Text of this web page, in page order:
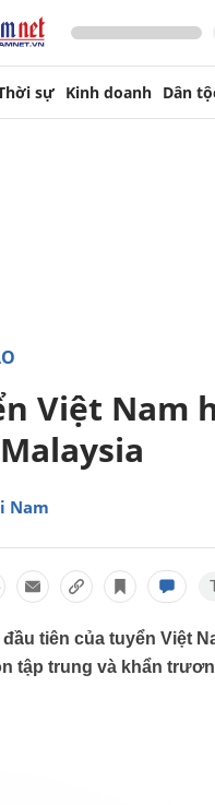
sự Kinh doanh Dân
Việt Nam
Nam
đầu tiên của tuyển Việt
tập trung và khẩn